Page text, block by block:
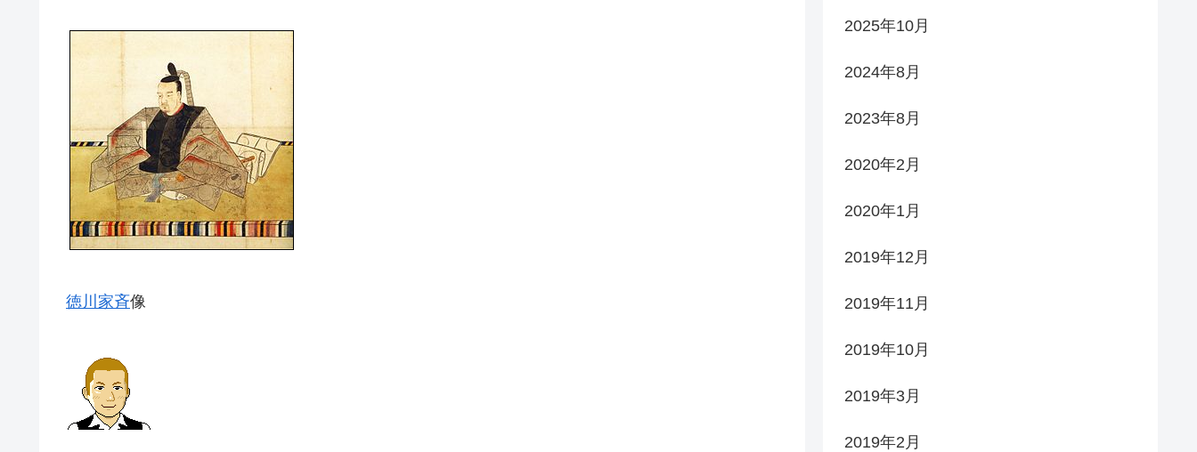
徳川家斉像
2025年10月
2024年8月
2023年8月
2020年2月
2020年1月
2019年12月
2019年11月
2019年10月
2019年3月
2019年2月